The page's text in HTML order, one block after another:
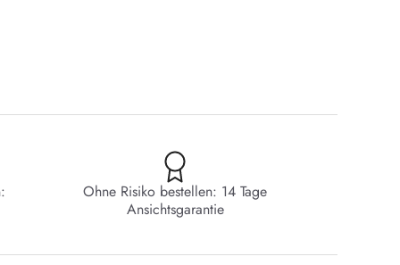
Ohne Risiko bestellen: 14 Tage
Ansichtsgarantie